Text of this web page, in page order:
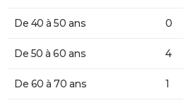
De 40 à 50 ans 0
De 50 à 60 ans 4
De 60 à 70 ans 1